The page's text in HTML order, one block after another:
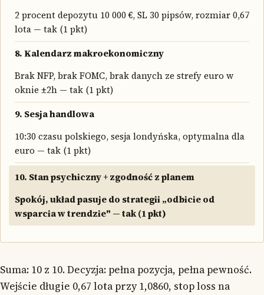
2 procent depozytu 10 000 €, SL 30 pipsów, rozmiar 0,67
lota — tak (1 pkt)
8. Kalendarz makroekonomiczny
Brak NFP, brak FOMC, brak danych ze strefy euro w
oknie ±2h — tak (1 pkt)
9. Sesja handlowa
10:30 czasu polskiego, sesja londyńska, optymalna dla
euro — tak (1 pkt)
10. Stan psychiczny + zgodność z planem
Spokój, układ pasuje do strategii „odbicie od
wsparcia w trendzie" — tak (1 pkt)
Suma: 10 z 10. Decyzja: pełna pozycja, pełna pewność.
Wejście długie 0,67 lota przy 1,0860, stop loss na